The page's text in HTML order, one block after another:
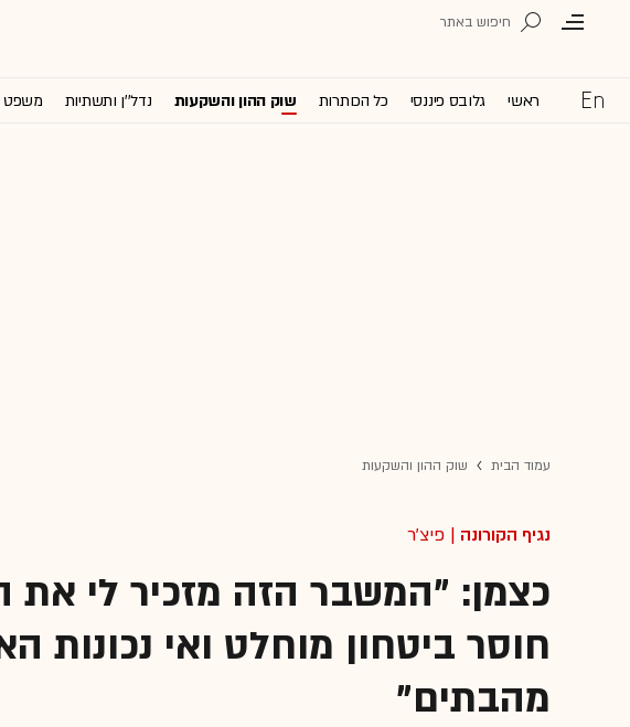
ראשי גלובס פיננסי כל הכותרות שוק ההון והשקעות נדל''ן ותשתיות משפט
עמוד הבית שוק ההון והשקעות
נגיף הקורונה | פיצ'ר
חוסר ביטחון מוחלט ואי נכונות
מהבתים"